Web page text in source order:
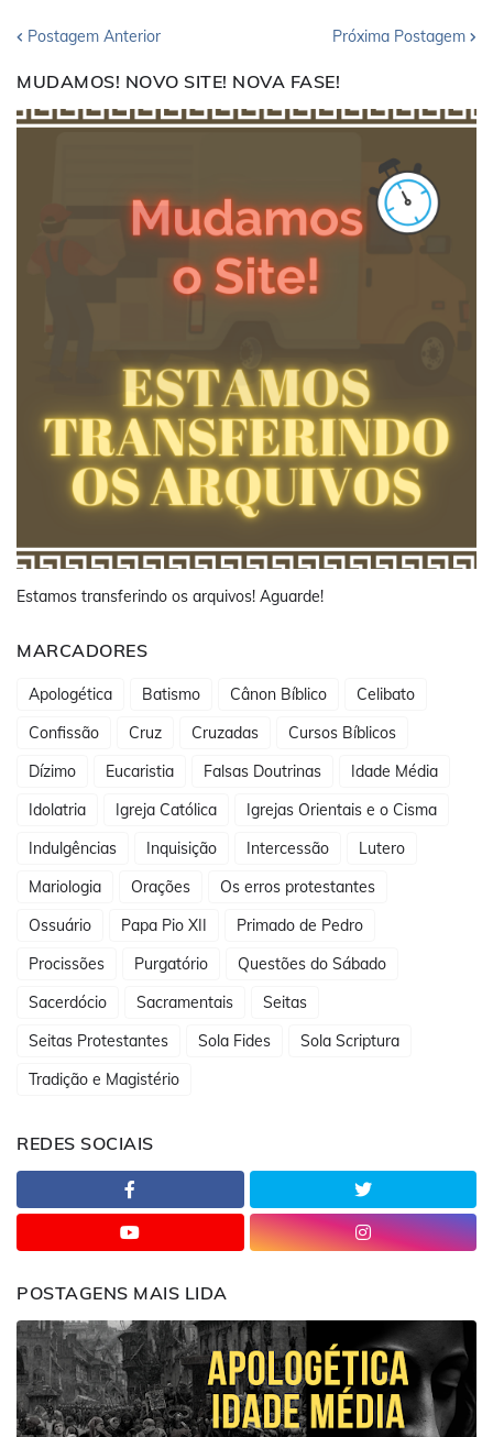
Postagem Anterior Próxima Postagem
MUDAMOS! NOVO SITE! NOVA FASE!
Estamos transferindo os arquivos! Aguarde!
MARCADORES
Apologética Batismo Cânon Bíblico
Celibato
Confissão
Cruz Cruzadas
Cursos Bíblicos
Dízimo
Eucaristia Falsas Doutrinas
Idade Média
Idolatria
Igreja Católica
Igrejas Orientais e o Cisma
Indulgências
Inquisição Intercessão
Lutero
Mariologia
Orações
Os erros protestantes
Ossuário
Papa Pio XII
Primado de Pedro
Procissões
Purgatório
Questões do Sábado
Sacerdócio
Sacramentais
Seitas
Seitas Protestantes
Sola Fides
Sola Scriptura
Tradição e Magistério
REDES SOCIAIS
POSTAGENS MAIS LIDA